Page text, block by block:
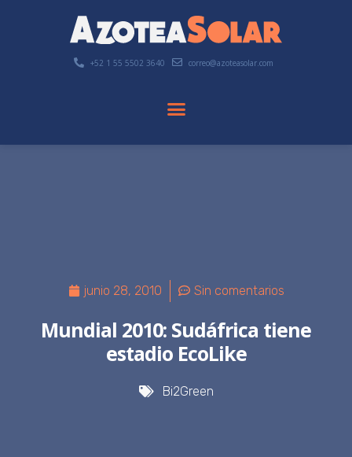
+52 1 55 5502 3640 correo@azoteasolar.com
junio 28, 2010 Sin comentarios
Mundial 2010: Sudáfrica tiene
estadio EcoLike
Bi2Green